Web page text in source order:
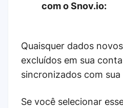
com o Snov.io:
Quaisquer dados
excluídos em sua
sincronizados com
Se você selecionar